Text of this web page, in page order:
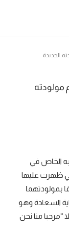
اسم مولودته
على حسابه الخاص في
ظهرت عليها
بمولودتهما
السعادة وهو
منا نحن